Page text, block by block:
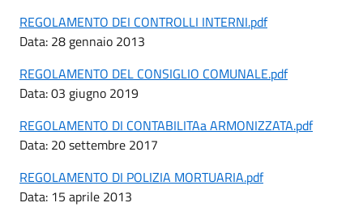
REGOLAMENTO DEI CONTROLLI INTERNI.pdf
Data: 28 gennaio 2013
REGOLAMENTO DEL CONSIGLIO COMUNALE.pdf
Data: 03 giugno 2019
REGOLAMENTO DI CONTABILITAa ARMONIZZATA.pdf
Data: 20 settembre 2017
REGOLAMENTO DI POLIZIA MORTUARIA.pdf
Data: 15 aprile 2013